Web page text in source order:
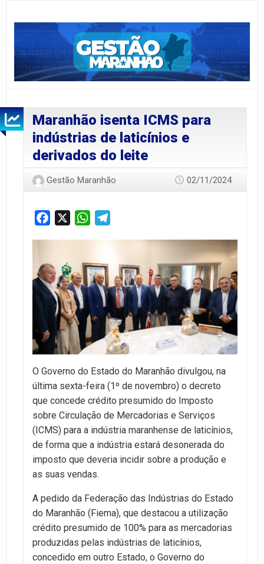
Maranhão isenta ICMS para
indústrias de laticínios e
derivados do leite
Gestão Maranhão 02/11/2024
Facebook WhatsApp
O Governo do Estado do Maranhão divulgou, na
última sexta-feira (1º de novembro) o decreto
que concede crédito presumido do Imposto
sobre Circulação de Mercadorias e Serviços
(ICMS) para a indústria maranhense de laticínios,
de forma que a indústria estará desonerada do
imposto que deveria incidir sobre a produção e
as suas vendas.
A pedido da Federação das Indústrias do Estado
do Maranhão (Fiema), que destacou a utilização
crédito presumido de 100% para as mercadorias
produzidas pelas indústrias de laticínios,
concedido em outro Estado, o Governo do